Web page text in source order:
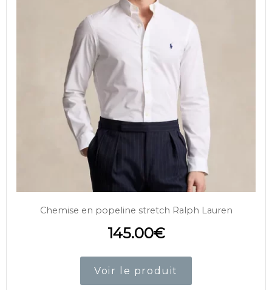
Chemise en popeline stretch Ralph Lauren
145.00€
Voir le produit